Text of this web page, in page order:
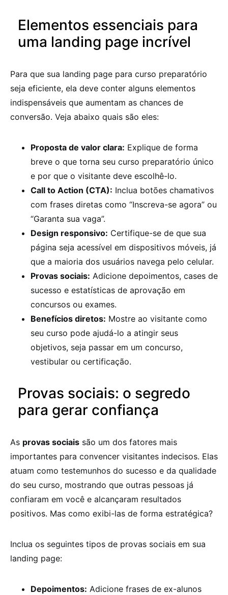
Elementos essenciais para
uma landing page incrível
Para que sua landing page para curso preparatório
seja eficiente, ela deve conter alguns elementos
indispensáveis que aumentam as chances de
conversão. Veja abaixo quais são eles:
Proposta de valor clara: Explique de forma
breve o que torna seu curso preparatório único
e por que o visitante deve escolhê-lo.
Call to Action (CTA): Inclua botões chamativos
com frases diretas como “Inscreva-se agora” ou
“Garanta sua vaga”.
Design responsivo: Certifique-se de que sua
página seja acessível em dispositivos móveis, já
que a maioria dos usuários navega pelo celular.
Provas sociais: Adicione depoimentos, cases de
sucesso e estatísticas de aprovação em
concursos ou exames.
Benefícios diretos: Mostre ao visitante como
seu curso pode ajudá-lo a atingir seus
objetivos, seja passar em um concurso,
vestibular ou certificação.
Provas sociais: o segredo
para gerar confiança
As provas sociais são um dos fatores mais
importantes para convencer visitantes indecisos. Elas
atuam como testemunhos do sucesso e da qualidade
do seu curso, mostrando que outras pessoas já
confiaram em você e alcançaram resultados
positivos. Mas como exibi-las de forma estratégica?
Inclua os seguintes tipos de provas sociais em sua
landing page:
Depoimentos: Adicione frases de ex-alunos